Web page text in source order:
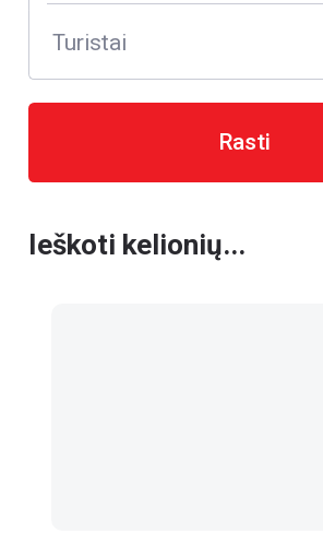
Turistai
Rasti
Ieškoti kelionių...